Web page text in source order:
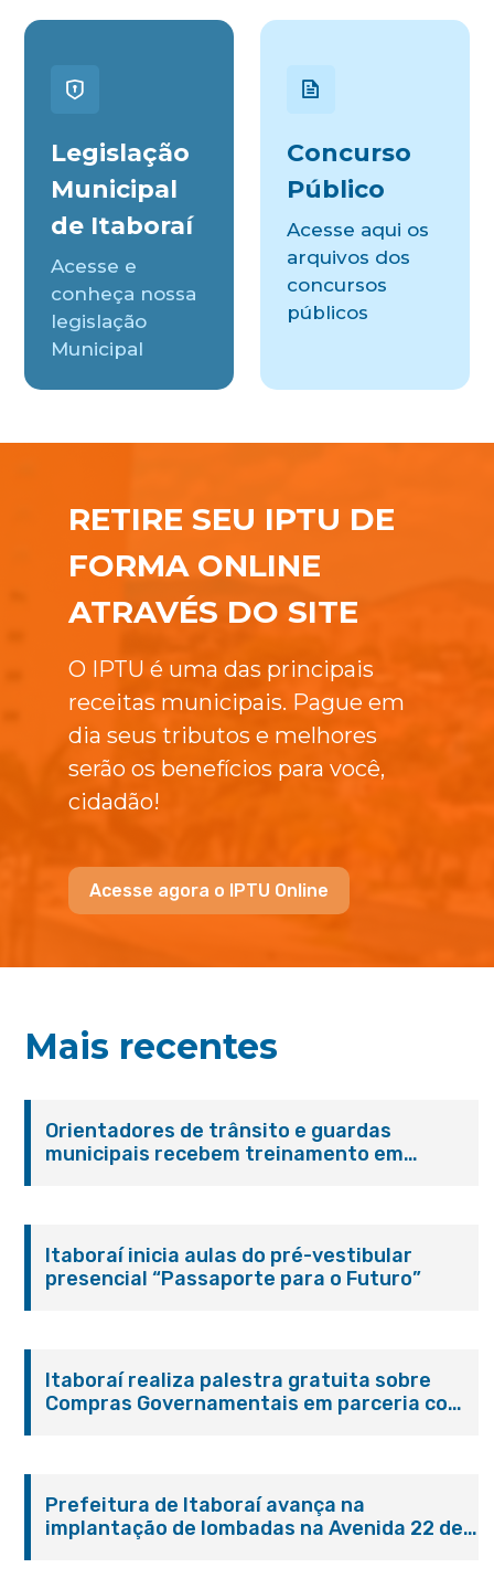
Legislação
Municipal
de Itaboraí
Acesse e
conheça nossa
legislação
Municipal
Concurso
Público
Acesse aqui os
arquivos dos
concursos
públicos
RETIRE SEU IPTU DE
FORMA ONLINE
ATRAVÉS DO SITE
O IPTU é uma das principais
receitas municipais. Pague em
dia seus tributos e melhores
serão os benefícios para você,
cidadão!
Acesse agora o IPTU Online
Mais recentes
Orientadores de trânsito e guardas
municipais recebem treinamento em
Itaboraí inicia aulas do pré-vestibular
presencial “Passaporte para o Futuro”
Itaboraí realiza palestra gratuita sobre
Compras Governamentais em parceria com
Prefeitura de Itaboraí avança na
implantação de lombadas na Avenida 22 de